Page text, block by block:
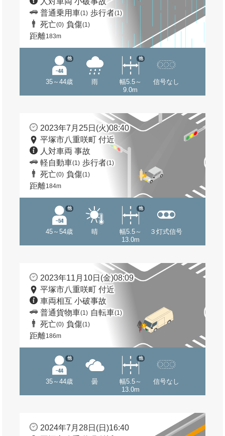
普通乗用車(1) 歩行者(1)
死亡(0) 負傷(1)
距離183m
35～44歳
他
雨
幅5.5～
9.0m
他
信号なし
2023年7月25日(火)08:40
平塚市八重咲町 付近
人対車両 事故
軽自動車(1) 歩行者(1)
死亡(0) 負傷(1)
距離184m
45～54歳
他
晴
幅5.5～
13.0m
他
３灯式信号
2023年11月10日(金)08:09
平塚市八重咲町 付近
車両相互 小破事故
普通貨物車(1) 自転車(1)
死亡(0) 負傷(1)
距離186m
35～44歳
他
曇
幅5.5～
13.0m
他
信号なし
2024年7月28日(日)16:40